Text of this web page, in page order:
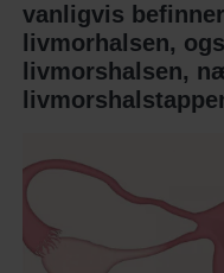
vanligvis
livmorhalsen,
livmorshalsen,